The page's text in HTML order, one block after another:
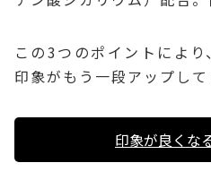
この3つのポイントによ
印象がもう一段アップして
印象が良くな